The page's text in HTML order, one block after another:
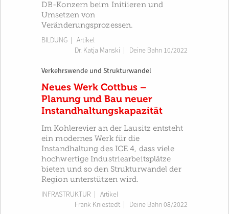
DB-Konzern beim Initiieren und
Umsetzen von
Veränderungsprozessen.
BILDUNG | Artikel
Dr. Katja Manski
Deine Bahn 10/2022
Verkehrswende und Strukturwandel
Neues Werk Cottbus –
Planung und Bau neuer
Instandhaltungskapazität
Im Kohlerevier an der Lausitz entsteht
ein modernes Werk für die
Instandhaltung des ICE 4, dass viele
hochwertige Industriearbeitsplätze
bieten und so den Strukturwandel der
Region unterstützen wird.
INFRASTRUKTUR | Artikel
Frank Kniestedt
Deine Bahn 08/2022